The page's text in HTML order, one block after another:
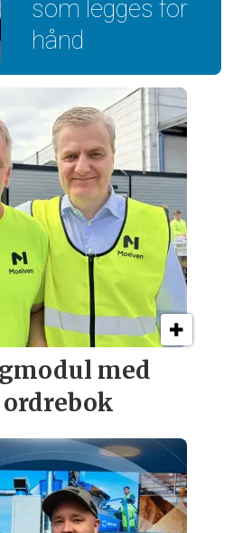
som legges for
hånd
med